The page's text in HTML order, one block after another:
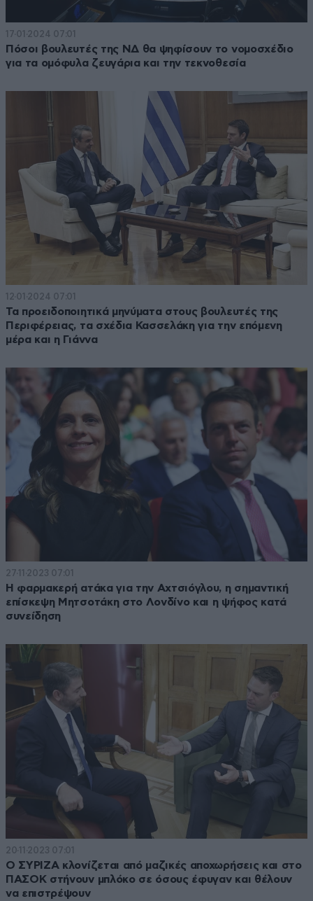
17·01·2024 07:01
Πόσοι βουλευτές της ΝΔ θα ψηφίσουν το νομοσχέδιο
για τα ομόφυλα ζευγάρια και την τεκνοθεσία
12·01·2024 07:01
Τα προειδοποιητικά μηνύματα στους βουλευτές της
Περιφέρειας, τα σχέδια Κασσελάκη για την επόμενη
μέρα και η Γιάννα
27·11·2023 07:01
Η φαρμακερή ατάκα για την Αχτσιόγλου, η σημαντική
επίσκεψη Μητσοτάκη στο Λονδίνο και η ψήφος κατά
συνείδηση
20·11·2023 07:01
Ο ΣΥΡΙΖΑ κλονίζεται από μαζικές αποχωρήσεις και στο
ΠΑΣΟΚ στήνουν μπλόκο σε όσους έφυγαν και θέλουν
να επιστρέψουν